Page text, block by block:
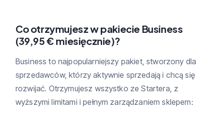
Co otrzymujesz w pakiecie Business
(39,95 € miesięcznie)?
Business to najpopularniejszy pakiet, stworzony dla
sprzedawców, którzy aktywnie sprzedają i chcą się
rozwijać. Otrzymujesz wszystko ze Startera, z
wyższymi limitami i pełnym zarządzaniem sklepem: